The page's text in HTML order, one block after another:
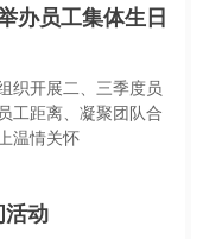
办员工集体生日
织开展二、三季度员
工距离、凝聚团队合
温情关怀
动